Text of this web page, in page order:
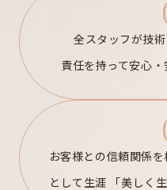
全スタッフが技術
責任を持って安心・
お客様との信頼関係を
として生涯 「美しく